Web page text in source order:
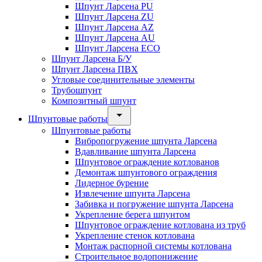
Шпунт Ларсена PU
Шпунт Ларсена ZU
Шпунт Ларсена AZ
Шпунт Ларсена AU
Шпунт Ларсена ECO
Шпунт Ларсена Б/У
Шпунт Ларсена ПВХ
Угловые соединительные элементы
Трубошпунт
Композитный шпунт
Шпунтовые работы
Шпунтовые работы
Вибропогружение шпунта Ларсена
Вдавливание шпунта Ларсена
Шпунтовое ограждение котлованов
Демонтаж шпунтового ограждения
Лидерное бурение
Извлечение шпунта Ларсена
Забивка и погружение шпунта Ларсена
Укрепление берега шпунтом
Шпунтовое ограждение котлована из труб
Укрепление стенок котлована
Монтаж распорной системы котлована
Строительное водопонижение